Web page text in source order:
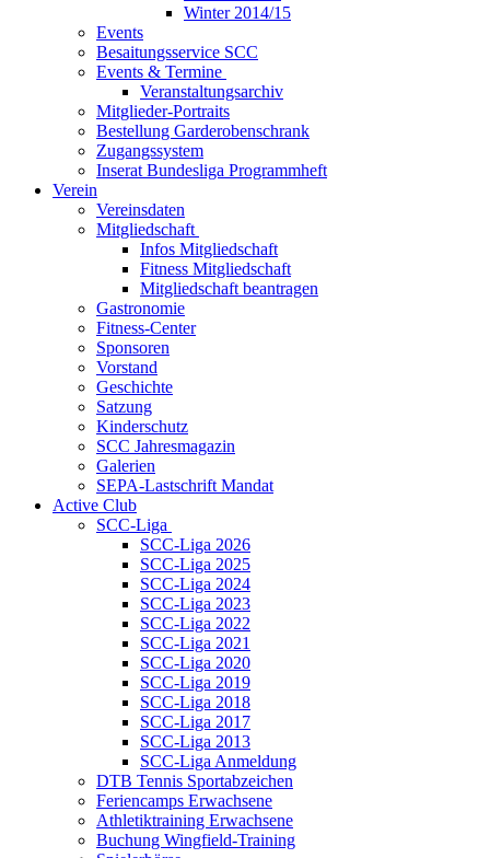
Winter 2014/15
Events
Besaitungsservice SCC
Events & Termine
Veranstaltungsarchiv
Mitglieder-Portraits
Bestellung Garderobenschrank
Zugangssystem
Inserat Bundesliga Programmheft
Verein
Vereinsdaten
Mitgliedschaft
Infos Mitgliedschaft
Fitness Mitgliedschaft
Mitgliedschaft beantragen
Gastronomie
Fitness-Center
Sponsoren
Vorstand
Geschichte
Satzung
Kinderschutz
SCC Jahresmagazin
Galerien
SEPA-Lastschrift Mandat
Active Club
SCC-Liga
SCC-Liga 2026
SCC-Liga 2025
SCC-Liga 2024
SCC-Liga 2023
SCC-Liga 2022
SCC-Liga 2021
SCC-Liga 2020
SCC-Liga 2019
SCC-Liga 2018
SCC-Liga 2017
SCC-Liga 2013
SCC-Liga Anmeldung
DTB Tennis Sportabzeichen
Feriencamps Erwachsene
Athletiktraining Erwachsene
Buchung Wingfield-Training